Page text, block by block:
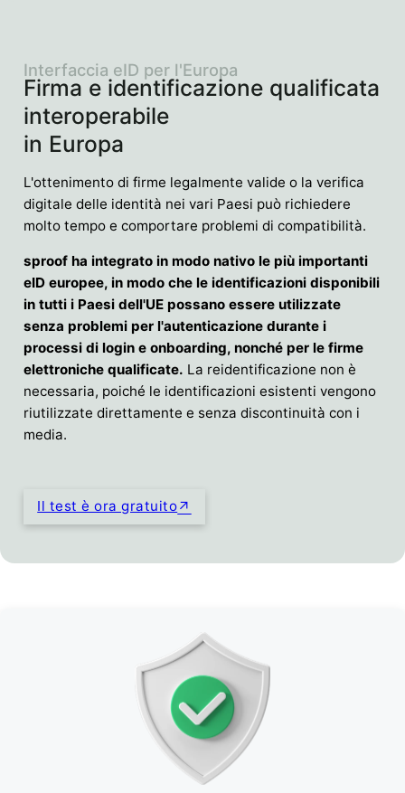
Firma e identificazione qualificata
interoperabile
in Europa
Interfaccia eID per l'Europa
L'ottenimento di firme legalmente valide o la verifica
digitale delle identità nei vari Paesi può richiedere
molto tempo e comportare problemi di compatibilità.
sproof ha integrato in modo nativo le più importanti
eID europee, in modo che le identificazioni disponibili
in tutti i Paesi dell'UE possano essere utilizzate
senza problemi per l'autenticazione durante i
processi di login e onboarding, nonché per le firme
elettroniche qualificate. La reidentificazione non è
necessaria, poiché le identificazioni esistenti vengono
riutilizzate direttamente e senza discontinuità con i
media.
Il test è ora gratuito